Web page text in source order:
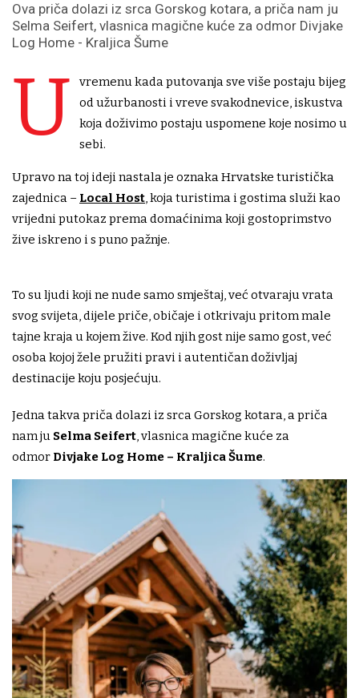
Ova priča dolazi iz srca Gorskog kotara, a priča nam ju
Selma Seifert, vlasnica magične kuće za odmor Divjake
Log Home - Kraljica Šume
U
vremenu kada putovanja sve više postaju bijeg
od užurbanosti i vreve svakodnevice, iskustva
koja doživimo postaju uspomene koje nosimo u
sebi.
Upravo na toj ideji nastala je oznaka Hrvatske turistička
zajednica – Local Host,koja turistima i gostima služi kao
vrijedni putokaz prema domaćinima koji gostoprimstvo
žive iskreno i s puno pažnje.
To su ljudi koji ne nude samo smještaj, već otvaraju vrata
svog svijeta, dijele priče, običaje i otkrivaju pritom male
tajne kraja u kojem žive. Kod njih gost nije samo gost, već
osoba kojoj žele pružiti pravi i autentičan doživljaj
destinacije koju posjećuju.
Jedna takva priča dolazi iz srca Gorskog kotara, a priča
nam ju Selma Seifert, vlasnica magične kuće za
odmor Divjake Log Home – Kraljica Šume.